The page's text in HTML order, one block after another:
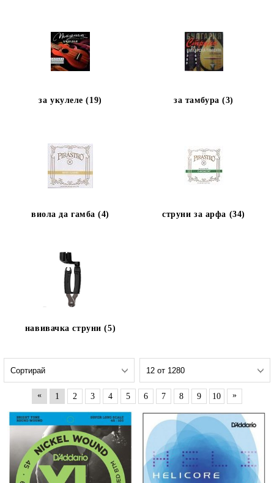
за укулеле (19) за тамбура (3)
виола да гамба (4) струни за арфа (34)
навивачка струни (5)
« 1 2 3 4 5 6 7 8 9 10 »